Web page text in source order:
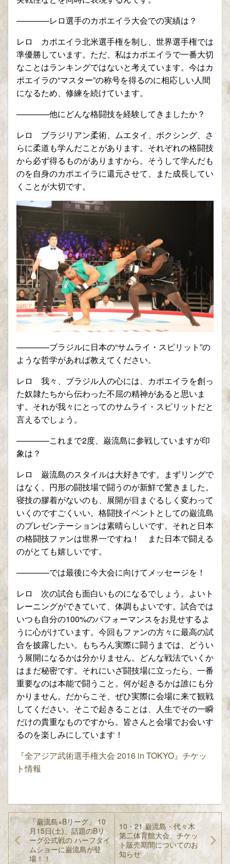
————レロ選手のカポエイラ大会での実績は？
レロ カポエイラ北米選手権を制し、世界選手権では
準優勝しています。ただ、私はカポエイラで一番大切
なことはランキングではないと考えています。今はカ
ポエイラの“マスター”の称号を得るのに相応しい人間
になるため、修練を続けています。
————他にどんな格闘技を経験してきましたか？
レロ ブラジリアン柔術、ムエタイ、ボクシング、さ
らに柔道も学んだことがあります。それぞれの格闘技
から必ず得るものがありますから。そうして学んだも
のを自身のカポエイラに還元させて、また成長してい
くことが大切です。
————ブラジルに日本の“サムライ・スピリット”の
ような哲学があれば教えてください。
レロ 我々、ブラジル人の心には、カポエイラを創っ
た奴隷たちから伝わった不屈の精神があると思いま
す。それが我々にとってのサムライ・スピリットだと
言えるでしょう。
————これまで2度、巌流島に参戦していますが印
象は？
レロ 巌流島のスタイルは大好きです。まずリングで
はなく、円形の闘技場で闘うのが新鮮で驚きました。
寝技の膠着がないのも、展開が目まぐるしく変わって
いくのですごくいい。格闘技イベントとしての巌流島
のプレゼンテーションは素晴らしいです。それと日本
の格闘技ファンは世界一ですね！ また日本で闘える
のがとても嬉しいです。
————では最後に今大会に向けてメッセージを！
レロ 次の試合も面白いものになるでしょう。よいト
レーニングができていて、体調もよいです。試合では
いつも自分の100%のパフォーマンスをお見せするよ
うに心がけています。今回もファンの方々に最高の試
合を披露したい。もちろん実際に闘うまでは、どうい
う展開になるかは分かりません。どんな戦法でいくか
はまだ秘密です。それにいざ闘技場に立ったら、一番
重要なのは本能で闘うこと。何が起きるかは誰にも分
かりません。だからこそ、ぜひ実際に会場に来て観戦
してください。そこで起きることは、人生でその一瞬
だけの貴重なものですから。皆さんと会場でお会いす
るのを楽しみにしています！
『全アジア武術選手権大会 2016 in TOKYO』チケッ
ト情報
「巌流島×Bリーグ」 10
月15日(土)、話題のBリ
ーグ公式戦の ハーフタイ
ムショーに巌流島が登
場！！
10・21 巌流島・代々木
第二体育館大会、チケッ
ト販売期間についてのお
知らせ